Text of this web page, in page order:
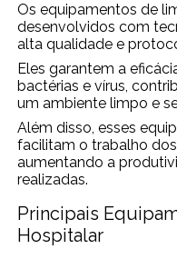
Os equipamentos de
desenvolvidos com
alta qualidade e
Eles garantem a
bactérias e vírus,
um ambiente limpo e
Além disso, esses
facilitam o trabalho
aumentando a
realizadas.
Principais
Hospitalar